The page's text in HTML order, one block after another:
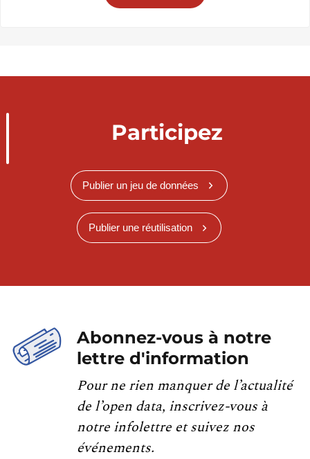
Participez
Publier un jeu de données
Publier une réutilisation
Abonnez-vous à notre
lettre d'information
Pour ne rien manquer de l’actualité
de l’open data, inscrivez-vous à
notre infolettre et suivez nos
événements.